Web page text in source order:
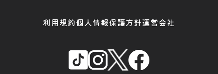
利用規約個人情報保護方針運営会社